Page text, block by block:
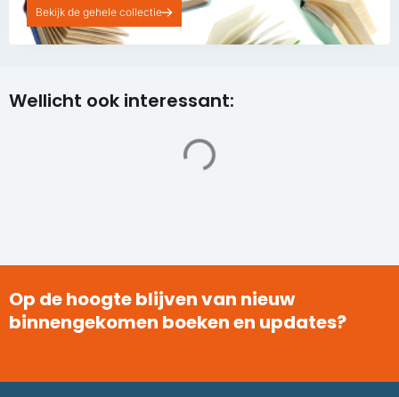
Bekijk de gehele collectie
Wellicht ook interessant:
Op de hoogte blijven van nieuw
binnengekomen boeken en updates?